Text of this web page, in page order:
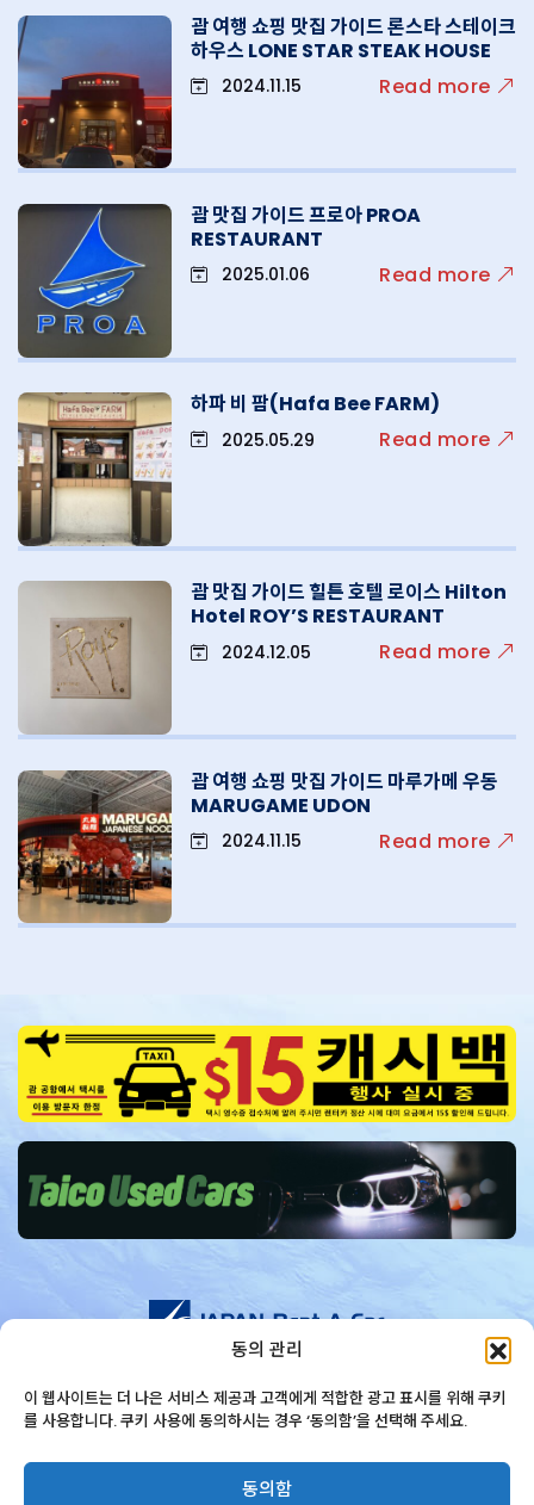
동의 관리
이 웹사이트는 더 나은 서비스 제공과 고객에게 적합한 광고 표시를 위해 쿠키
를 사용합니다. 쿠키 사용에 동의하시는 경우 ‘동의함’을 선택해 주세요.
동의함
괌 여행 쇼핑 맛집 가이드 론스타 스테이크
하우스 LONE STAR STEAK HOUSE
2024.11.15 Read more
괌 맛집 가이드 프로아 PROA
RESTAURANT
2025.01.06 Read more
하파 비 팜(Hafa Bee FARM)
2025.05.29 Read more
괌 맛집 가이드 힐튼 호텔 로이스 Hilton
Hotel ROY’S RESTAURANT
2024.12.05 Read more
괌 여행 쇼핑 맛집 가이드 마루가메 우동
MARUGAME UDON
2024.11.15 Read more
© JAPAN Rent A Car